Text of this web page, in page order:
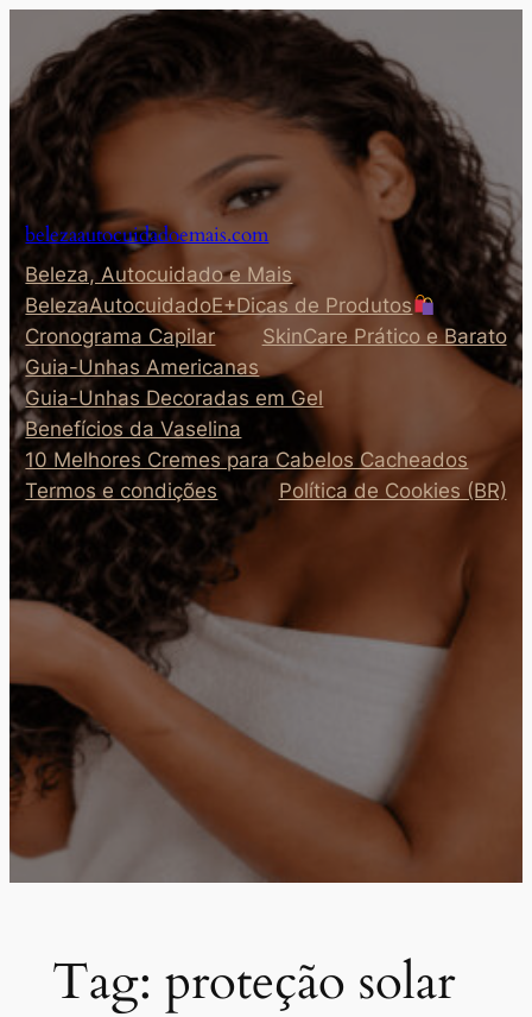
para
conteúdo
belezaautocuidadoemais.com
Beleza, Autocuidado e Mais
BelezaAutocuidadoE+Dicas de Produtos
Cronograma Capilar
SkinCare Prático e Barato
Guia-Unhas Americanas
Guia-Unhas Decoradas em Gel
Benefícios da Vaselina
10 Melhores Cremes para Cabelos Cacheados
Termos e condições
Política de Cookies (BR)
Tag: proteção solar